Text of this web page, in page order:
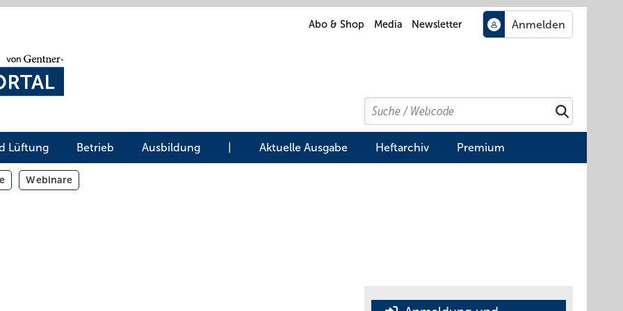
Abo & Shop Media Newsletter
Search
Suchen
Lüftung Betrieb Ausbildung Aktuelle Ausgabe Heftarchiv Premium
Webinare